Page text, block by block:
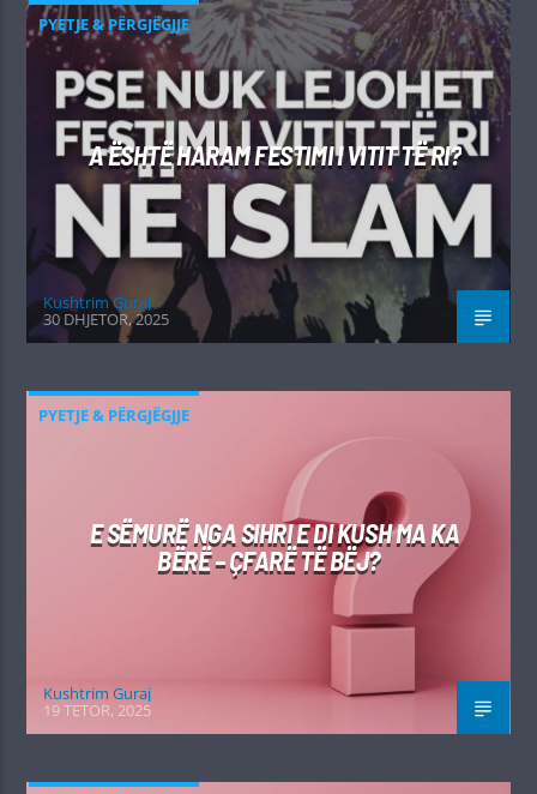
PYETJE & PËRGJËGJJE
A ËSHTË HARAM FESTIMI I VITIT TË RI?
Kushtrim Guraj
30 DHJETOR, 2025
PYETJE & PËRGJËGJJE
E SËMURË NGA SIHRI E DI KUSH MA KA
BËRË – ÇFARË TË BËJ?
Kushtrim Guraj
19 TETOR, 2025